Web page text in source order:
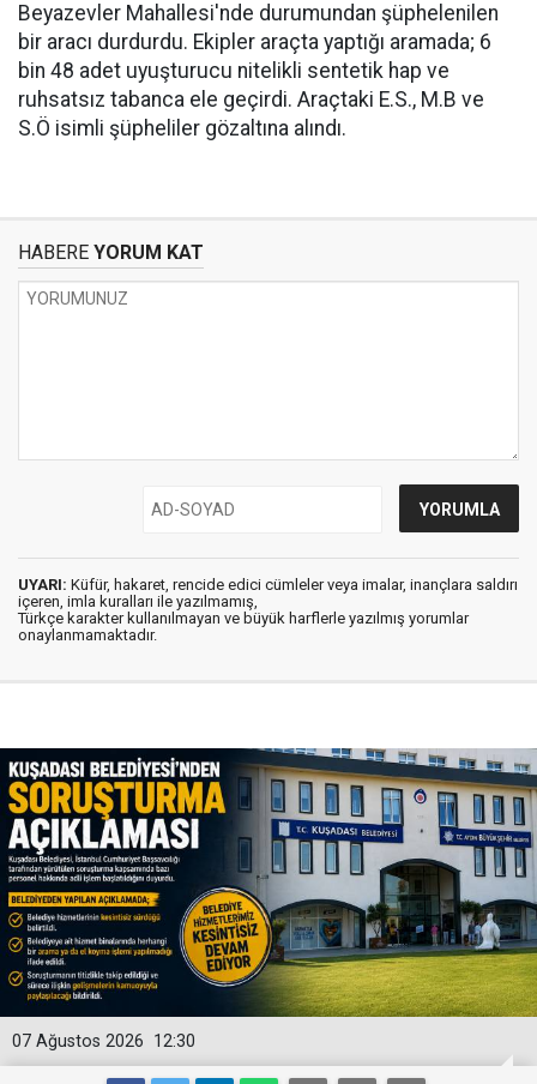
Beyazevler Mahallesi'nde durumundan şüphelenilen
bir aracı durdurdu. Ekipler araçta yaptığı aramada; 6
bin 48 adet uyuşturucu nitelikli sentetik hap ve
ruhsatsız tabanca ele geçirdi. Araçtaki E.S., M.B ve
S.Ö isimli şüpheliler gözaltına alındı.
HABERE YORUM KAT
UYARI: Küfür, hakaret, rencide edici cümleler veya imalar, inançlara saldırı
içeren, imla kuralları ile yazılmamış,
Türkçe karakter kullanılmayan ve büyük harflerle yazılmış yorumlar
onaylanmamaktadır.
12:30
07 Ağustos 2026